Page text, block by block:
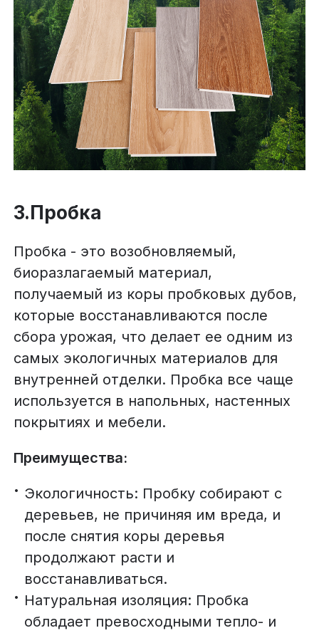
3.Пробка
Пробка - это возобновляемый,
биоразлагаемый материал,
получаемый из коры пробковых дубов,
которые восстанавливаются после
сбора урожая, что делает ее одним из
самых экологичных материалов для
внутренней отделки. Пробка все чаще
используется в напольных, настенных
покрытиях и мебели.
Преимущества:
Экологичность: Пробку собирают с
деревьев, не причиняя им вреда, и
после снятия коры деревья
продолжают расти и
восстанавливаться.
Натуральная изоляция: Пробка
обладает превосходными тепло- и